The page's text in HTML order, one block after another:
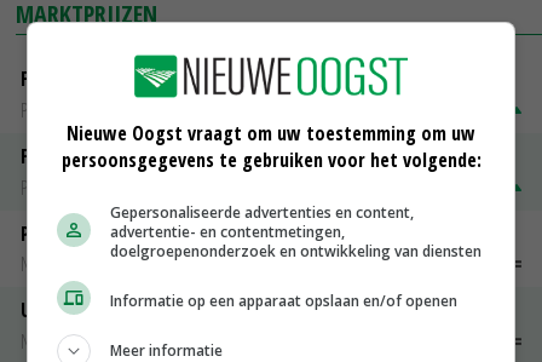
MARKTPRIJZEN
Fontane
PotatoNL
Fritesgeschikt NL Du Be
PotatoNL
Peen
Noteringen
€ 26,00~ € 33,00
Uien Middenmeer Geel 30-60% grof
Noteringen
Nieuwe Oogst vraagt om uw toestemming om uw
persoonsgegevens te gebruiken voor het volgende:
Gepersonaliseerde advertenties en content,
advertentie- en contentmetingen,
doelgroepenonderzoek en ontwikkeling van diensten
Informatie op een apparaat opslaan en/of openen
Meer informatie